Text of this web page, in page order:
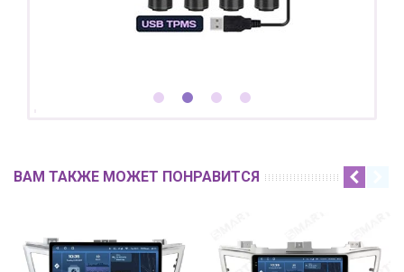
ВАМ ТАКЖЕ МОЖЕТ ПОНРАВИТСЯ